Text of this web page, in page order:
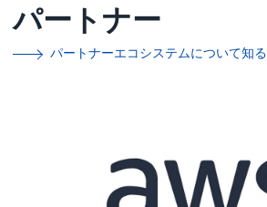
パートナー
パートナーエコシステムについて知る